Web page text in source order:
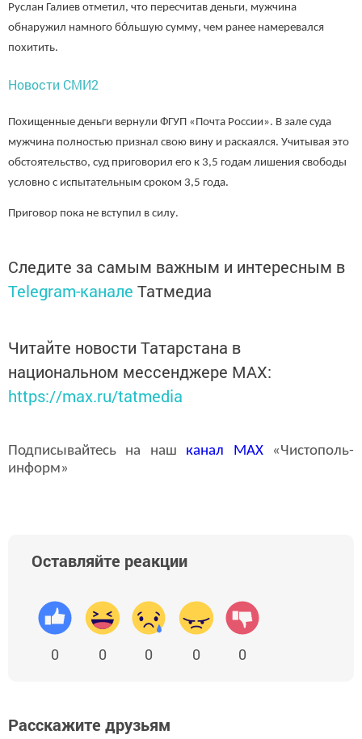
Руслан Галиев отметил, что пересчитав деньги, мужчина
обнаружил намного бо́льшую сумму, чем ранее намеревался
похитить.
Новости СМИ2
Похищенные деньги вернули ФГУП «Почта России». В зале суда
мужчина полностью признал свою вину и раскаялся. Учитывая это
обстоятельство, суд приговорил его к 3,5 годам лишения свободы
условно с испытательным сроком 3,5 года.
Приговор пока не вступил в силу.
Следите за самым важным и интересным в
Telegram-канале Татмедиа
Читайте новости Татарстана в
национальном мессенджере MАХ:
https://max.ru/tatmedia
Подписывайтесь на наш канал MAX«Чистополь-
информ»
Оставляйте реакции
0 0 0 0 0
Расскажите друзьям